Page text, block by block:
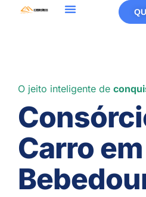
O jeito inteligente de
Carro em